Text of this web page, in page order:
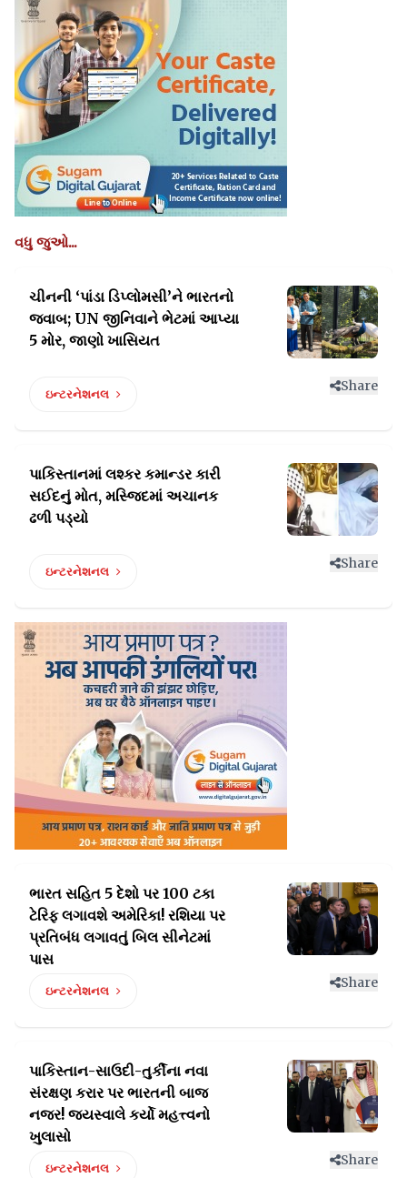
વધુ જુઓ...
ચીનની ‘પાંડા ડિપ્લોમસી’ને ભારતનો
જવાબ; UN જીનિવાને ભેટમાં આપ્યા
5 મોર, જાણો ખાસિયત
ઇન્ટરનેશનલ
Share
પાકિસ્તાનમાં લશ્કર કમાન્ડર કારી
સઈદનું મોત, મસ્જિદમાં અચાનક
ઢળી પડ્યો
ઇન્ટરનેશનલ
Share
ભારત સહિત 5 દેશો પર 100 ટકા
ટેરિફ લગાવશે અમેરિકા! રશિયા પર
પ્રતિબંધ લગાવતું બિલ સીનેટમાં
પાસ
ઇન્ટરનેશનલ
Share
પાકિસ્તાન-સાઉદી-તુર્કીના નવા
સંરક્ષણ કરાર પર ભારતની બાજ
નજર! જયસ્વાલે કર્યો મહત્ત્વનો
ખુલાસો
ઇન્ટરનેશનલ
Share